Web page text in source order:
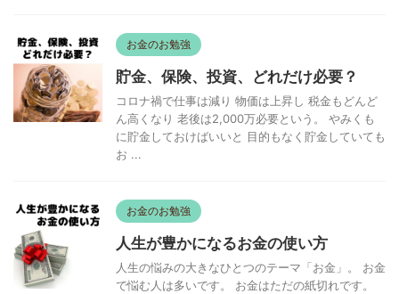
お金のお勉強
貯金、保険、投資、どれだけ必要？
コロナ禍で仕事は減り 物価は上昇し 税金もどんど
ん高くなり 老後は2,000万必要という。 やみくも
に貯金しておけばいいと 目的もなく貯金していても
お ...
お金のお勉強
人生が豊かになるお金の使い方
人生の悩みの大きなひとつのテーマ「お金」。 お金
で悩む人は多いです。 お金はただの紙切れです。